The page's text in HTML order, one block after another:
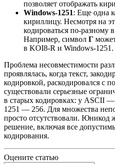
позволяет отображать
Windows-1251: Еще одна
кириллицу. Несмотря на
кодироваться по-разному
Например, символ Г
в KOI8-R и Windows-1251.
Проблема несовместимости
проявлялась, когда текст,
кодировкой, раскодировался с
существовали серьезные
в старых кодировках: у ASCII
1251 — 256. Для множества
просто отсутствовали. Юникод
решение, включая все
кодирования.
Оцените статью